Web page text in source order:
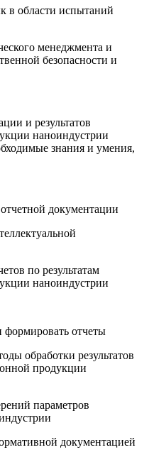
в области испытаний
менеджмента и
безопасности и
и результатов
наноиндустрии
знания и умения,
документации
по результатам
наноиндустрии
отчеты
обработки результатов
продукции
параметров
документацией